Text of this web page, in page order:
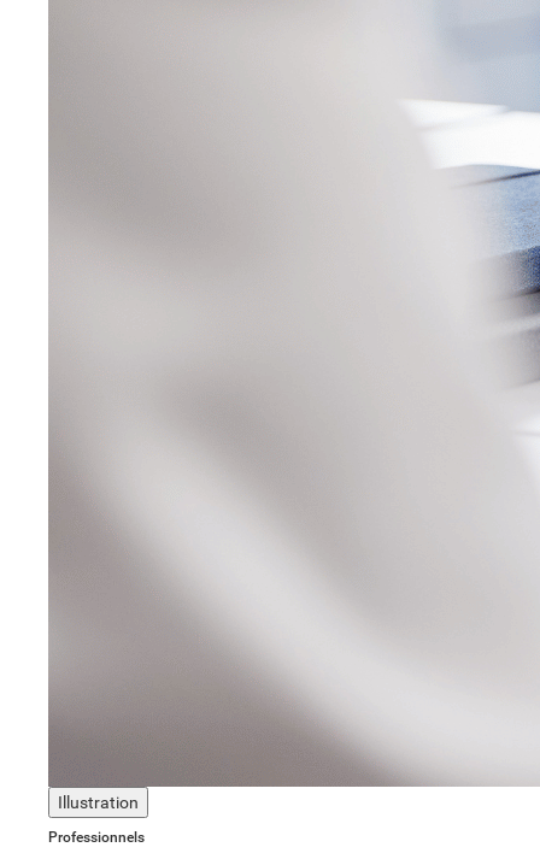
Illustration
Professionnels